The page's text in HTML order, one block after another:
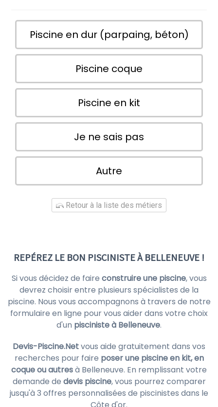
Piscine en dur (parpaing, béton)
Piscine coque
Piscine en kit
Je ne sais pas
Autre
Retour à la liste des métiers
REPÉREZ LE BON PISCINISTE À BELLENEUVE !
Si vous décidez de faire construire une piscine, vous
devrez choisir entre plusieurs spécialistes de la
piscine. Nous vous accompagnons à travers de notre
formulaire en ligne pour vous aider dans votre choix
d'un pisciniste à Belleneuve.
Devis-Piscine.Netvous aide gratuitement dans vos
recherches pour faire poser une piscine en kit, en
coque ou autresà Belleneuve. En remplissant votre
demande de devis piscine, vous pourrez comparer
jusqu'à 3 offres personnalisées de piscinistes dans le